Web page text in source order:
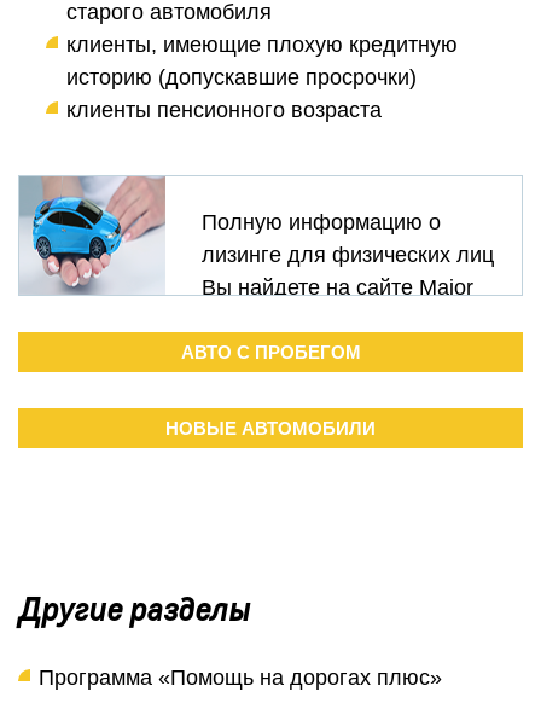
старого автомобиля
клиенты, имеющие плохую кредитную
историю (допускавшие просрочки)
клиенты пенсионного возраста
Полную информацию о
лизинге для физических лиц
Вы найдете на сайте Major
АВТО С ПРОБЕГОМ
НОВЫЕ АВТОМОБИЛИ
Другие разделы
Программа «Помощь на дорогах плюс»